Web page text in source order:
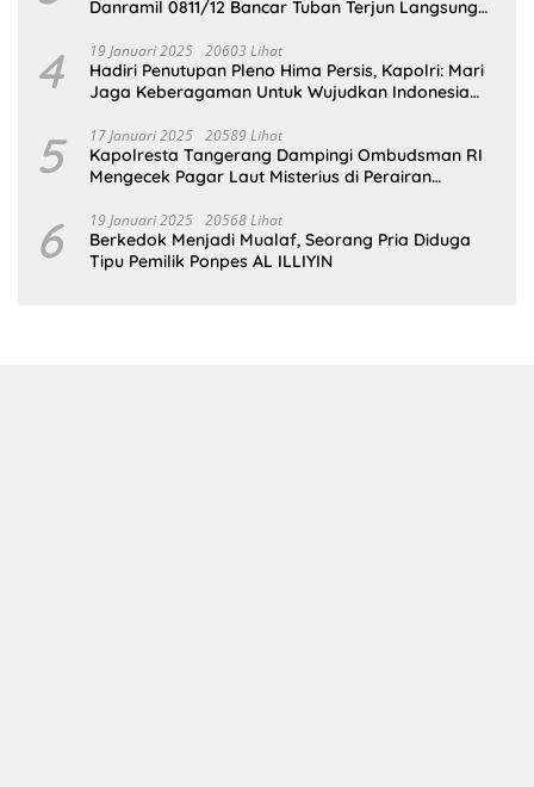
Danramil 0811/12 Bancar Tuban Terjun Langsung
4 19 Januari 2025 20603 Lihat
Hadiri Penutupan Pleno Hima Persis, Kapolri: Mari
Jaga Keberagaman Untuk Wujudkan Indonesia
5 17 Januari 2025 20589 Lihat
Kapolresta Tangerang Dampingi Ombudsman RI
Mengecek Pagar Laut Misterius di Perairan
6 19 Januari 2025 20568 Lihat
Berkedok Menjadi Mualaf, Seorang Pria Diduga
Tipu Pemilik Ponpes AL ILLIYIN